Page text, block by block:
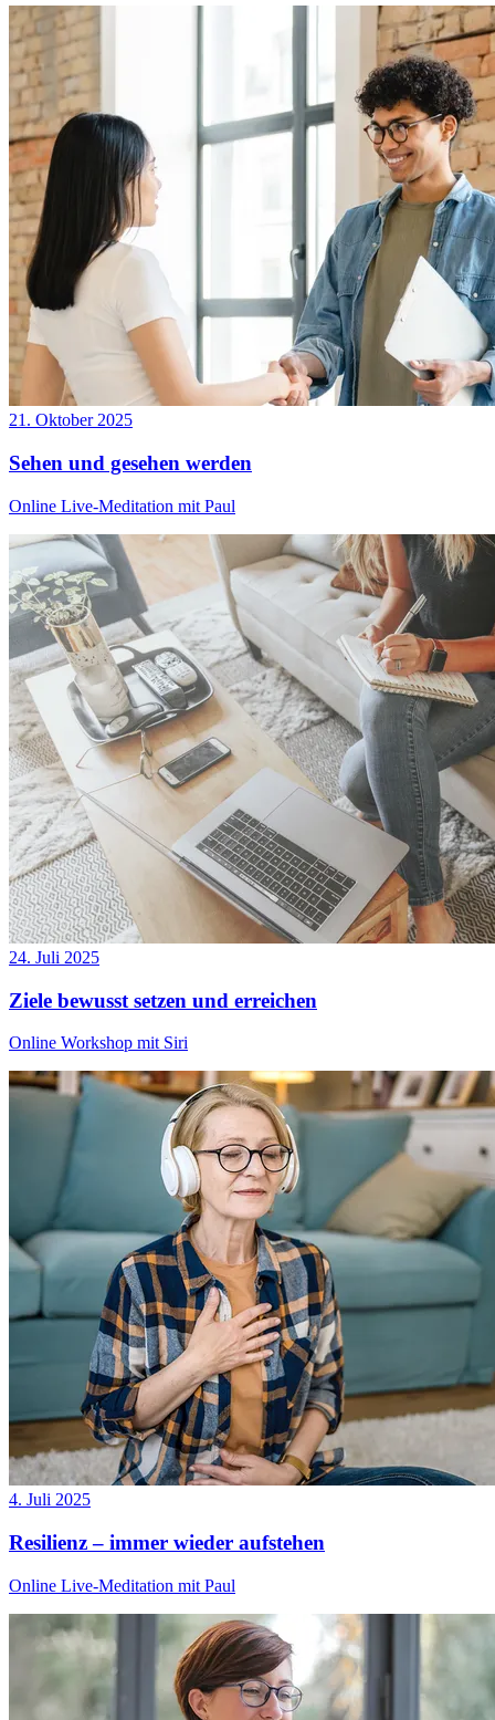
21. Oktober 2025
Sehen und gesehen werden
Online Live-Meditation mit Paul
24. Juli 2025
Ziele bewusst setzen und erreichen
Online Workshop mit Siri
4. Juli 2025
Resilienz – immer wieder aufstehen
Online Live-Meditation mit Paul